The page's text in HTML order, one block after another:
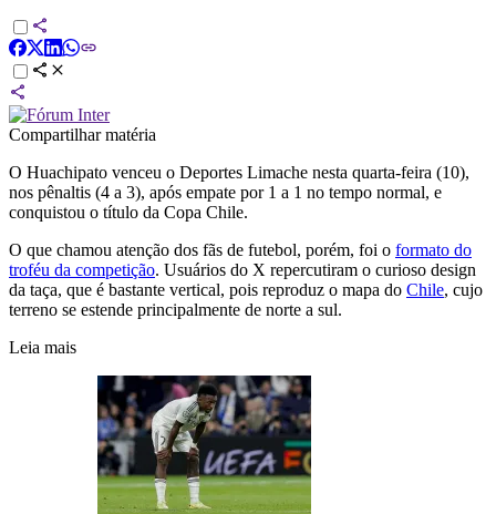
Compartilhar matéria
O Huachipato venceu o Deportes Limache nesta quarta-feira (10),
nos pênaltis (4 a 3), após empate por 1 a 1 no tempo normal, e
conquistou o título da Copa Chile.
O que chamou atenção dos fãs de futebol, porém, foi o formato do
troféu da competição. Usuários do X repercutiram o curioso design
da taça, que é bastante vertical, pois reproduz o mapa do Chile, cujo
terreno se estende principalmente de norte a sul.
Leia mais